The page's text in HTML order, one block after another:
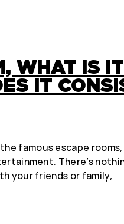
WHAT IS IT
IT
famous escape
There’s
your friends or family,